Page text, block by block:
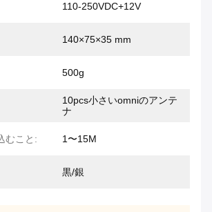
110-250VDC+12V
140×75×35 mm
500g
10pcs小さいomniのアンテ
ナ
むこと: 1〜15M
黒/銀